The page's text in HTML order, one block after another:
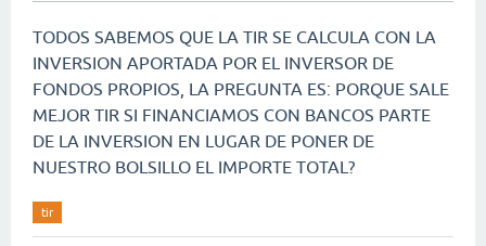
TODOS SABEMOS QUE LA TIR SE CALCULA CON LA
INVERSION APORTADA POR EL INVERSOR DE
FONDOS PROPIOS, LA PREGUNTA ES: PORQUE SALE
MEJOR TIR SI FINANCIAMOS CON BANCOS PARTE
DE LA INVERSION EN LUGAR DE PONER DE
NUESTRO BOLSILLO EL IMPORTE TOTAL?
tir